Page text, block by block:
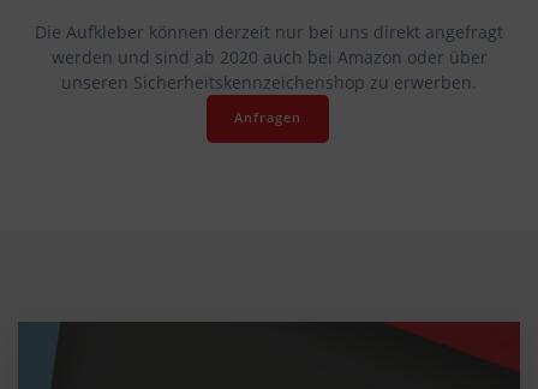
Die Aufkleber können derzeit nur bei uns direkt angefragt
werden und sind ab 2020 auch bei Amazon oder über
unseren Sicherheitskennzeichenshop zu erwerben.
Anfragen